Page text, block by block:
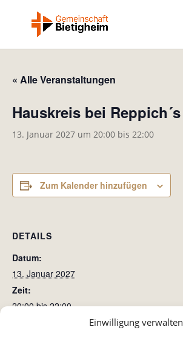
Einwilligung verwalten
« Alle Veranstaltungen
Hauskreis bei Reppich´s
13. Januar 2027 um 20:00 bis 22:00
Zum Kalender hinzufügen
DETAILS
Datum:
13. Januar 2027
Zeit:
20:00 bis 22:00